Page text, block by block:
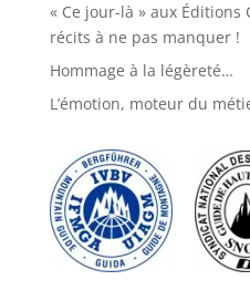
« Ce jour-là » aux
récits à ne pas manquer !
Hommage à la légèreté…
L’émotion, moteur du